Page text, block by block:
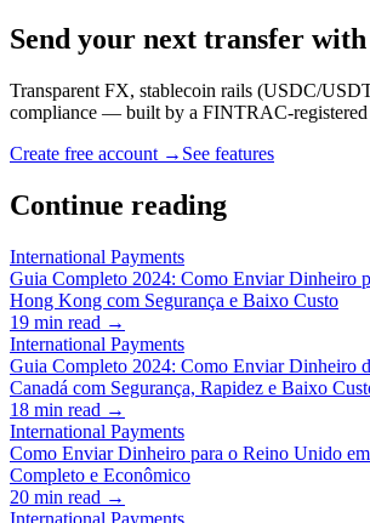
Send your next transfer
Transparent FX, stablecoin rails (USDC/
compliance — built by a FINTRAC-registered
Create free account → See features
Continue reading
International Payments
Guia Completo 2024: Como Enviar Dinheiro
Hong Kong com Segurança e Baixo Custo
19 min read →
International Payments
Guia Completo 2024: Como Enviar Dinheiro
Canadá com Segurança, Rapidez e Baixo
18 min read →
International Payments
Como Enviar Dinheiro para o Reino Unido
Completo e Econômico
20 min read →
International Payments